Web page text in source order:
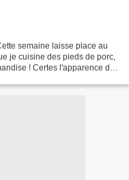
semaine laisse place au
je cuisine des pieds de porc,
! Certes l'apparence de